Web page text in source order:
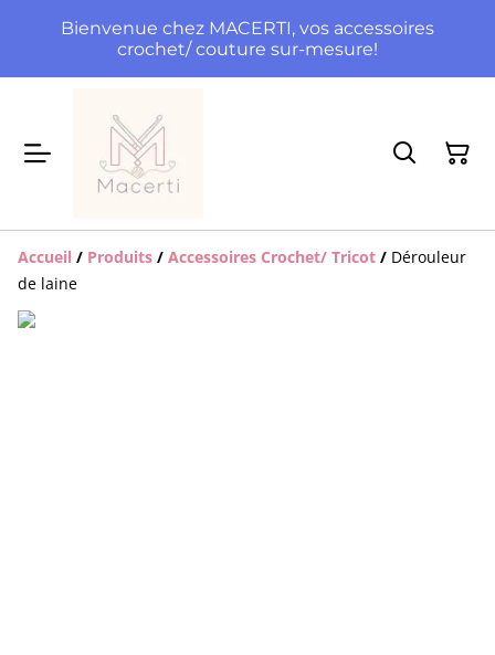
Bienvenue chez MACERTI, vos accessoires
crochet/ couture sur-mesure!
Accueil / Produits / Accessoires Crochet/ Tricot / Dérouleur
de laine